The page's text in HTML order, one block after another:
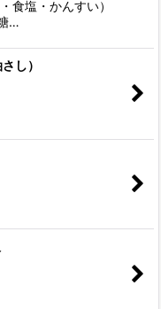
食塩・かんすい）
…
し）